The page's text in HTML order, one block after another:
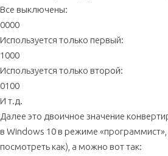
Все выключены:
0000
Используется только первый:
1000
Используется только второй:
0100
И т.д.
Далее это двоичное значение
в Windows 10 в режиме
посмотреть как), а можно вот так: